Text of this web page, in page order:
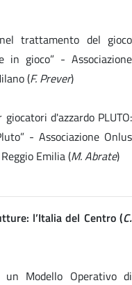
trattamento del gioco
in gioco” - Associazione
(F. Prever)
d'azzardo PLUTO:
- Associazione Onlus
Emilia (M. Abrate)
l’Italia del Centro (C.
un Modello Operativo di